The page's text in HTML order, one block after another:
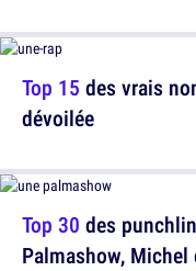
Top 15 des vrais
dévoilée
Top 30 des
Palmashow,